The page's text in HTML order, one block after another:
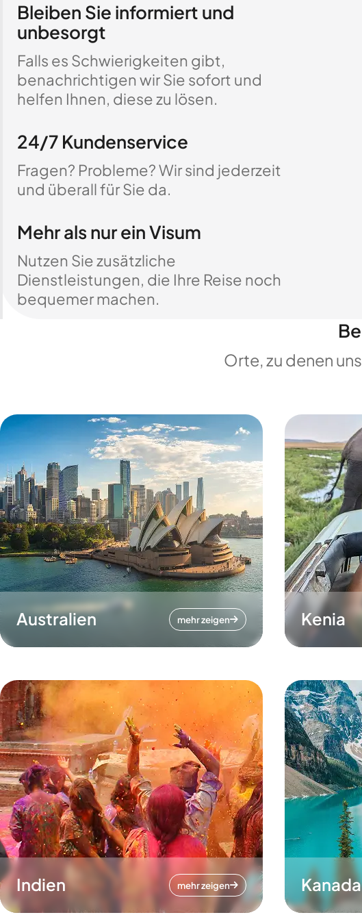
Bleiben Sie informiert und
unbesorgt
Falls es Schwierigkeiten gibt,
benachrichtigen wir Sie sofort und
helfen Ihnen, diese zu lösen.
24/7 Kundenservice
Fragen? Probleme? Wir sind jederzeit
und überall für Sie da.
Mehr als nur ein Visum
Nutzen Sie zusätzliche
Dienstleistungen, die Ihre Reise noch
bequemer machen.
Orte, zu denen
Australien mehr zeigen Kenia
Indien mehr zeigen Kanada